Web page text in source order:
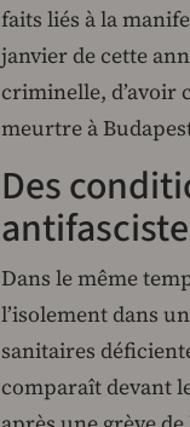
faits liés à la
janvier de cette
criminelle, d’avoir
meurtre à
Des
Dans le même
l’isolement dans
sanitaires
comparaît devant